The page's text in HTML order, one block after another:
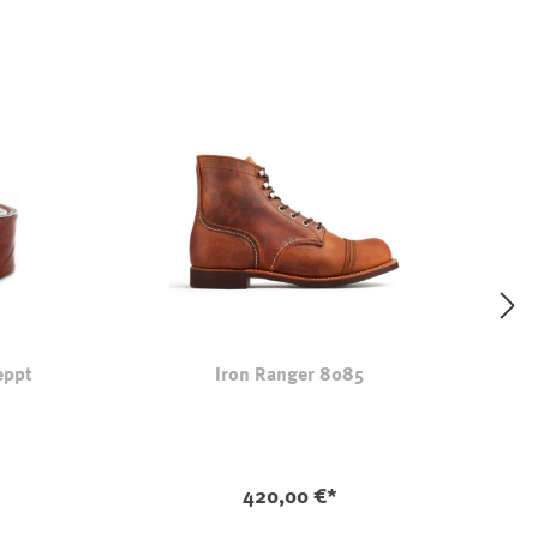
ist zurzeit nicht verfügbar.)
Iron Ranger 8085
420,00 €*